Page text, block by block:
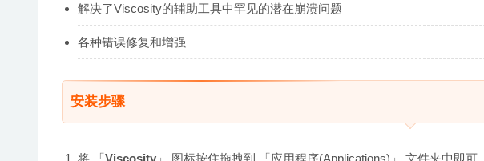
解决了Viscosity的辅助工具中罕见的潜在崩溃问题
各种错误修复和增强
安装步骤
将 「Viscosity 」 图标按住拖拽到 「应用程序(Applications)」 文件夹中即可。